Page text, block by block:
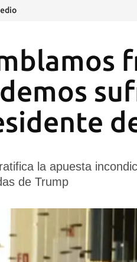
la apuesta
de Trump